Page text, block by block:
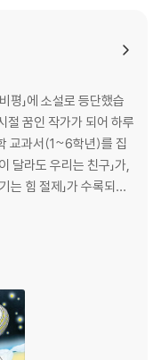
의 거리
기
요한 물의 양
도
스의 소수 찾기
평」에 소설로 등단했습
절 꿈인 작가가 되어 하루
교과서(1~6학년)를 집
달라도 우리는 친구」가,
는 힘 절제」가 수록되어
통방통 수학 시리즈』,